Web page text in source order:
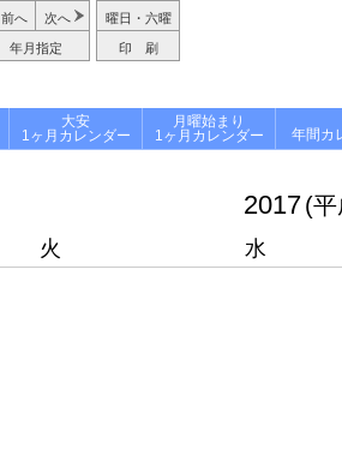
前へ 次へ
年月指定
曜日・六曜
印 刷
大安
1ヶ月カレンダー
月曜始まり
1ヶ月カレンダー
年間カ
2017(
火 水